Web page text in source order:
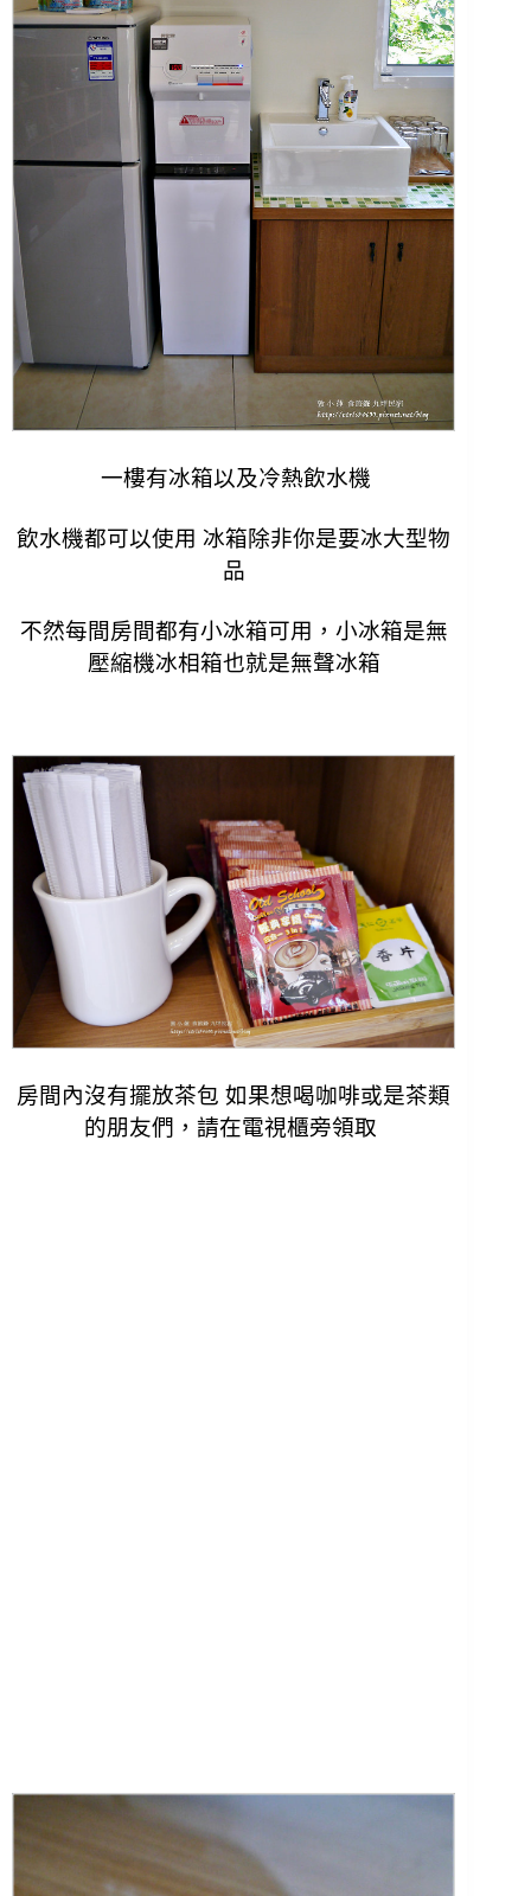
一樓有冰箱以及冷熱飲水機
飲水機都可以使用 冰箱除非你是要冰大型物
品
不然每間房間都有小冰箱可用， 小冰箱是無
壓縮機冰相箱也就是無聲冰箱
房間內沒有擺放茶包 如果想喝咖啡或是茶類
的朋友們，請在電視櫃旁領取